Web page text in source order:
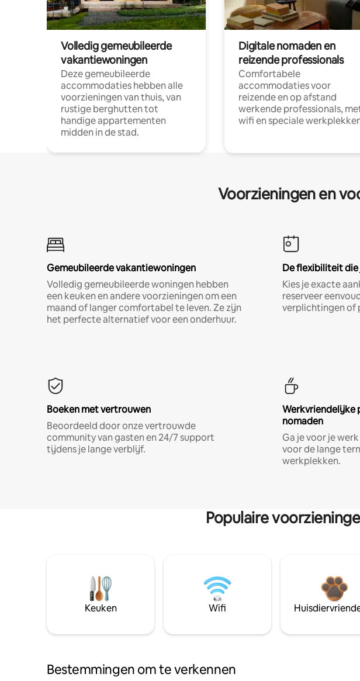
Volledig gemeubileerde
vakantiewoningen
Deze gemeubileerde
accommodaties hebben alle
voorzieningen van thuis, van
rustige berghutten tot
handige appartementen
midden in de stad.
Digitale nomaden en
reizende professionals
Comfortabele
accommodaties voor
reizende en op afstand
werkende professionals,
wifi en speciale
Voorzieningen en
Gemeubileerde vakantiewoningen
Volledig gemeubileerde woningen hebben
een keuken en andere voorzieningen om een
maand of langer comfortabel te leven. Ze zijn
het perfecte alternatief voor een onderhuur.
De flexibiliteit
Kies je exacte
reserveer
verplichtingen of
Boeken met vertrouwen
Beoordeeld door onze vertrouwde
community van gasten en 24/7 support
tijdens je lange verblijf.
Werkvriendelijke
nomaden
Ga je voor je
voor de lange
werkplekken.
Populaire
Keuken Wifi
Bestemmingen om te verkennen